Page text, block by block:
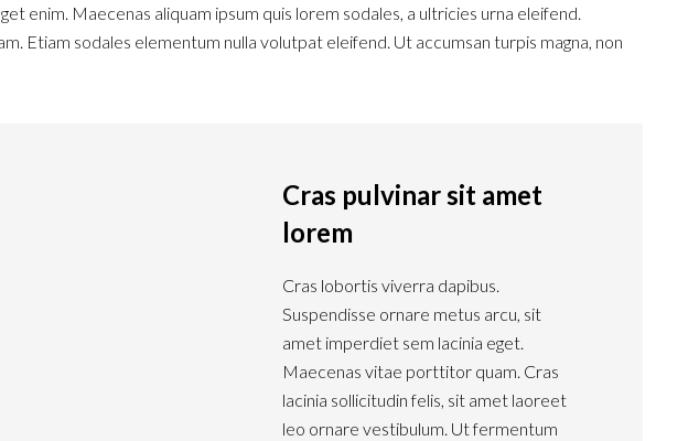
enim. Maecenas aliquam ipsum quis lorem sodales, a ultricies urna eleifend.
Etiam sodales elementum nulla volutpat eleifend. Ut accumsan turpis magna, non
Cras pulvinar sit amet
lorem
Cras lobortis viverra dapibus.
Suspendisse ornare metus arcu, sit
amet imperdiet sem lacinia eget.
Maecenas vitae porttitor quam. Cras
lacinia sollicitudin felis, sit amet laoreet
leo ornare vestibulum. Ut fermentum